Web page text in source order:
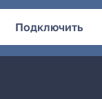
Подключить